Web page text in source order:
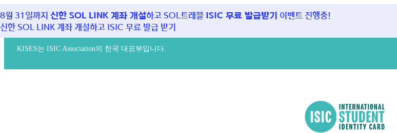
8월 31일까지 신한 SOL LINK 계좌 개설하고 SOL트래블 ISIC 무료 발급받기 이벤트 진행중!
신한 SOL LINK 계좌 개설하고 ISIC 무료 발급 받기
KISES는 ISIC Association의 한국 대표부입니다.